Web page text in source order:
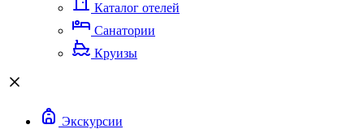
Каталог отелей
Санатории
Круизы
Экскурсии